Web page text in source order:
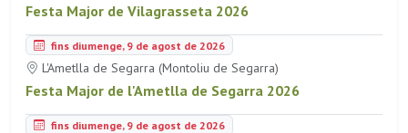
Festa Major de Vilagrasseta 2026
fins diumenge, 9 de agost de 2026
L'Ametlla de Segarra (Montoliu de Segarra)
Festa Major de l'Ametlla de Segarra 2026
fins diumenge, 9 de agost de 2026